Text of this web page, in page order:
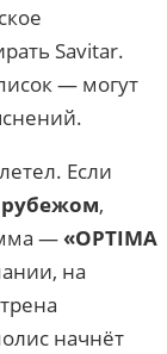
Savitar.
— могут
Если
рубежом,
— «OPTIMA
на
начнёт